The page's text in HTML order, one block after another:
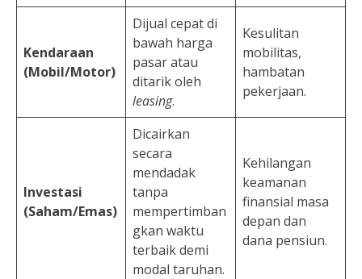
Kendaraan
(Mobil/Motor)
Dijual cepat di
bawah harga
pasar atau
ditarik oleh
leasing.
Kesulitan
mobilitas,
hambatan
pekerjaan.
Investasi
(Saham/Emas)
Dicairkan
secara
mendadak
tanpa
mempertimban
gkan waktu
terbaik demi
modal taruhan.
Kehilangan
keamanan
finansial masa
depan dan
dana pensiun.